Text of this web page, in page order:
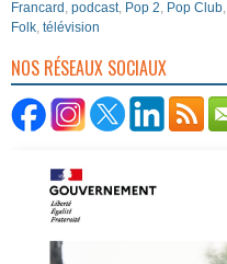
Francard podcast, Pop 2 Pop Club
Folk télévision
NOS RÉSEAUX SOCIAUX